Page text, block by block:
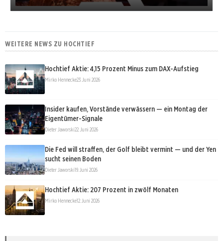
WEITERE NEWS ZU HOCHTIEF
Hochtief Aktie: 4,15 Prozent Minus zum DAX-Aufstieg
Mirko Hennecke23. Juni 2026
Insider kaufen, Vorstände verwässern — ein Montag der
Eigentümer-Signale
Dieter Jaworski22. Juni 2026
Die Fed will straffen, der Golf bleibt vermint — und der Yen
sucht seinen Boden
Dieter Jaworski19. Juni 2026
Hochtief Aktie: 207 Prozent in zwölf Monaten
Mirko Hennecke12. Juni 2026